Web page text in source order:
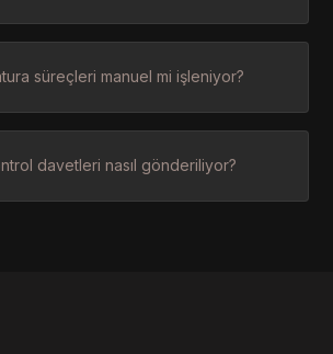
süreçleri manuel mi işleniyor?
davetleri nasıl gönderiliyor?